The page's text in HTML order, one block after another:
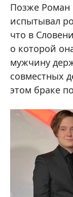
Позже Роман
испытывал
что в
о которой
мужчину
совместных
этом браке